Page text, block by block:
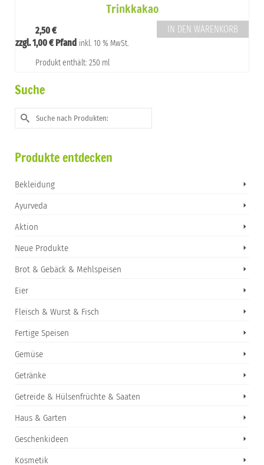
Trinkkakao
2,50€
zzgl.1,00€Pfand inkl. 10 % MwSt.
Produkt enthält: 250 ml
IN DEN WARENKORB
Suche
Suche
nach:
Produkte entdecken
Bekleidung
Ayurveda
Aktion
Neue Produkte
Brot & Gebäck & Mehlspeisen
Eier
Fleisch & Wurst & Fisch
Fertige Speisen
Gemüse
Getränke
Getreide & Hülsenfrüchte & Saaten
Haus & Garten
Geschenkideen
Kosmetik